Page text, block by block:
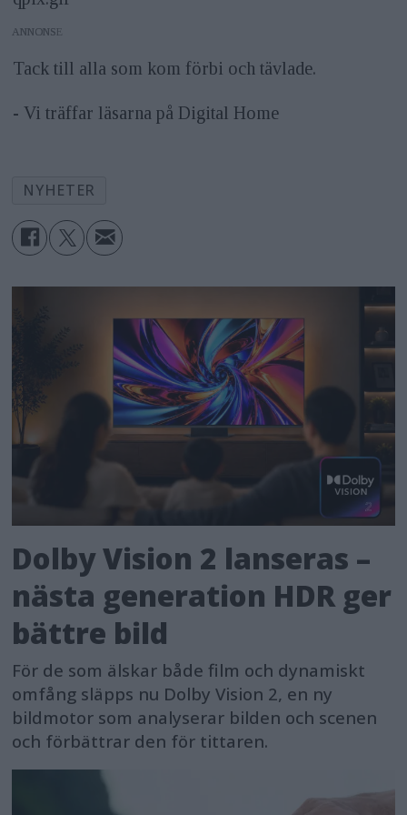
ANNONS
Tack till alla som kom förbi och tävlade.
- Vi träffar läsarna på Digital Home
NYHETER
Dolby Vision 2 lanseras –
nästa generation HDR ger
bättre bild
För de som älskar både film och dynamiskt
omfång släpps nu Dolby Vision 2, en ny
bildmotor som analyserar bilden och scenen
och förbättrar den för tittaren.